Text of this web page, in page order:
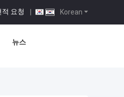
Korean
적 요청 |
뉴스